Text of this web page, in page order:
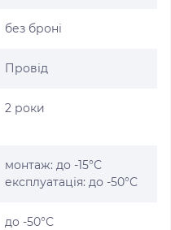
без броні
Провід
2 роки
монтаж: до -15°С
експлуатація: до -50°С
до -50°С